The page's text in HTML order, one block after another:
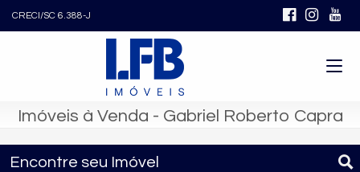
CRECI/SC 6.388-J
Imóveis à Venda - Gabriel Roberto Capra
Encontre seu Imóvel